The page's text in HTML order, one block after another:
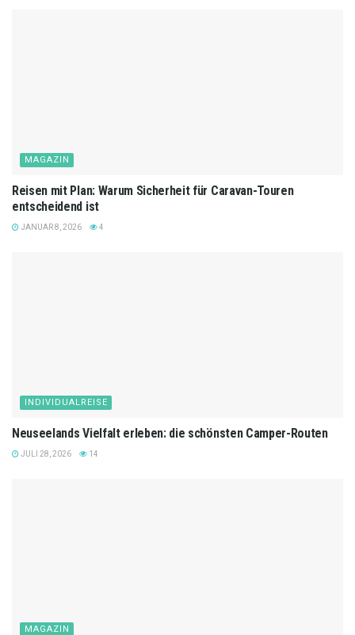
MAGAZIN
Reisen mit Plan: Warum Sicherheit für Caravan-Touren
entscheidend ist
JANUAR 8, 2026 4
INDIVIDUALREISE
Neuseelands Vielfalt erleben: die schönsten Camper-Routen
JULI 28, 2026 14
MAGAZIN